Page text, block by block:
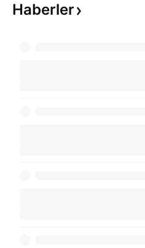
Haberler